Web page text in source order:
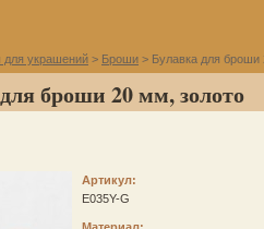
украшений > Броши > Булавка для броши
броши 20 мм, золото
Артикул:
E035Y-G